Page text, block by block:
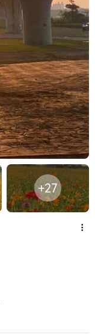
+27